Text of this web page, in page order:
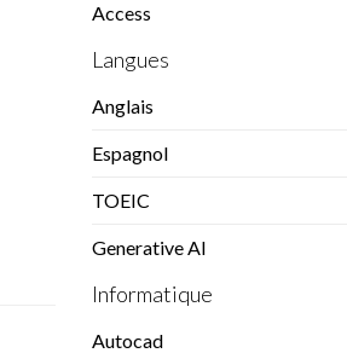
Access
Langues
Anglais
Espagnol
TOEIC
Generative AI
Informatique
Autocad